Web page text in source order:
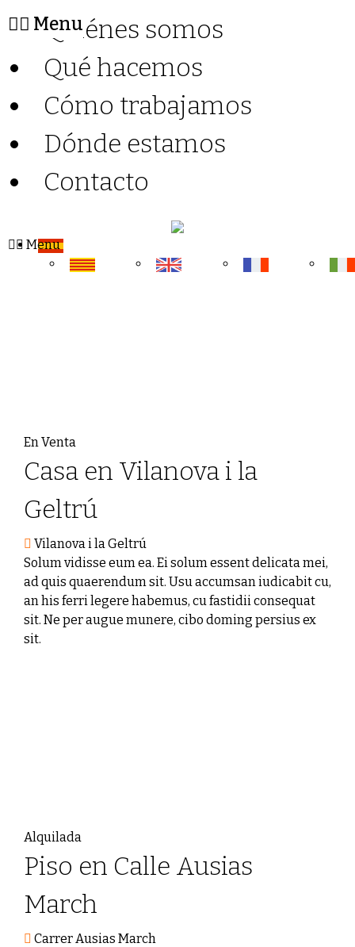
Menu
Quiénes somos
Qué hacemos
Cómo trabajamos
Dónde estamos
Contacto
Menu
En Venta
Casa en Vilanova i la
Geltrú
Vilanova i la Geltrú
Solum vidisse eum ea. Ei solum essent delicata mei,
ad quis quaerendum sit. Usu accumsan iudicabit cu,
an his ferri legere habemus, cu fastidii consequat
sit. Ne per augue munere, cibo doming persius ex
sit.
Alquilada
Piso en Calle Ausias
March
Carrer Ausias March